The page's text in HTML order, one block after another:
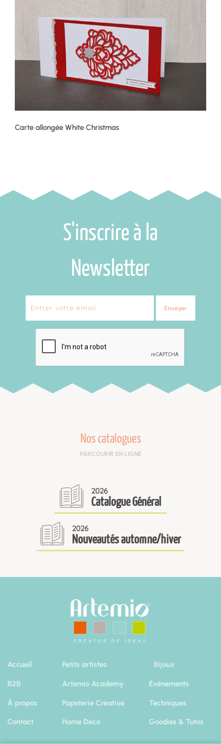
Carte allongée White Christmas
S'inscrire à la
Newsletter
Envoyer
Nos catalogues
PARCOURIR EN LIGNE
2026
Catalogue Général
2026
Nouveautés automne/hiver
Accueil
B2B
À propos
Contact
Petits artistes
Artemio Academy
Papeterie Créative
Home Déco
Bijoux
Événements
Techniques
Goodies & Tutos